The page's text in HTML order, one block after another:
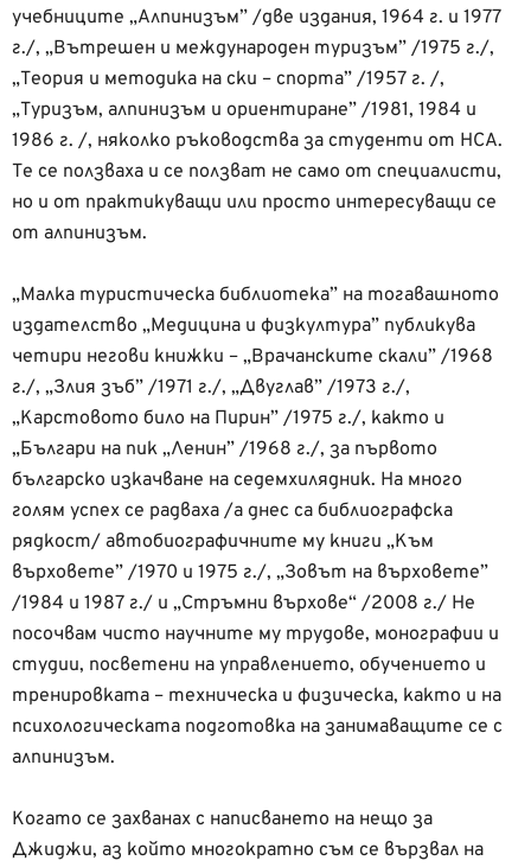
учебниците „Алпинизъм” /две издания, 1964 г. и 1977
г./, „Вътрешен и международен туризъм” /1975 г./,
„Теория и методика на ски – спорта” /1957 г. /,
„Туризъм, алпинизъм и ориентиране” /1981, 1984 и
1986 г. /, няколко ръководства за студенти от НСА.
Те се ползваха и се ползват не само от специалисти,
но и от практикуващи или просто интересуващи се
от алпинизъм.
„Малка туристическа библиотека” на тогавашното
издателство „Медицина и физкултура” публикува
четири негови книжки – „Врачанските скали” /1968
г./, „Злия зъб” /1971 г./, „Двуглав” /1973 г./,
„Карстовото било на Пирин” /1975 г./, както и
„Българи на пик „Ленин” /1968 г./, за първото
българско изкачване на седемхилядник. На много
голям успех се радваха /а днес са библиографска
рядкост/ автобиографичните му книги „Към
върховете” /1970 и 1975 г./, „Зовът на върховете”
/1984 и 1987 г./ и „Стръмни върхове“ /2008 г./ Не
посочвам чисто научните му трудове, монографии и
студии, посветени на управлението, обучението и
тренировката – техническа и физическа, както и на
психологическата подготовка на занимаващите се с
алпинизъм.
Когато се захванах с написването на нещо за
Джиджи, аз който многократно съм се вързвал на